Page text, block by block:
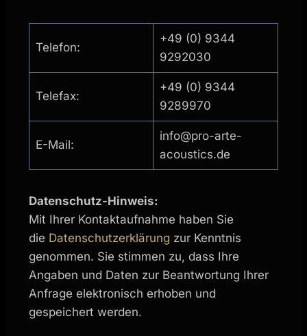
Telefon:
+49 (0) 9344
9292030
Telefax:
+49 (0) 9344
9289970
E-Mail:
info@pro-arte-
acoustics.de
Datenschutz-Hinweis:
Mit Ihrer Kontaktaufnahme haben Sie
die Datenschutzerklärung zur Kenntnis
genommen. Sie stimmen zu, dass Ihre
Angaben und Daten zur Beantwortung Ihrer
Anfrage elektronisch erhoben und
gespeichert werden.